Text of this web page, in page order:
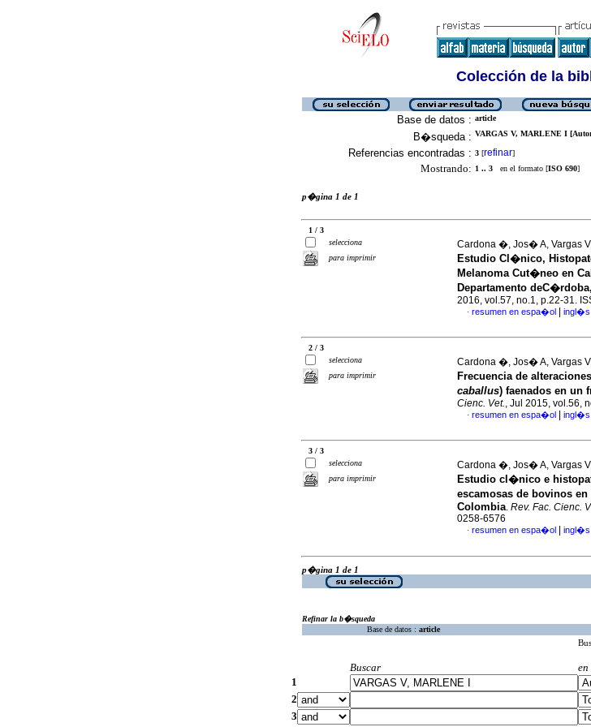
Colección de la
Base de datos : article
B�squeda : VARGAS V, MARLENE I
Referencias encontradas : 3 [refinar]
Mostrando: 1 .. 3 en el formato [ISO 690]
p�gina 1 de 1
1 / 3
selecciona
para imprimir
Cardona �, Jos� A, Vargas
Estudio Cl�nico,
Melanoma Cut�neo en
Departamento
2016, vol.57, no.1, p.22-31.
· resumen en espa�ol ingl�s
2 / 3
selecciona
para imprimir
Cardona �, Jos� A, Vargas
Frecuencia de
caballus) faenados en un
Cienc. Vet., Jul 2015, vol.56,
· resumen en espa�ol ingl�s
3 / 3
selecciona
para imprimir
Cardona �, Jos� A, Vargas
Estudio cl�nico e
escamosas de bovinos
Colombia. Rev. Fac. Cienc.
0258-6576
· resumen en espa�ol ingl�s
p�gina 1 de 1
Refinar la b�squeda
Base de datos : article
Buscar
en
1
2
3